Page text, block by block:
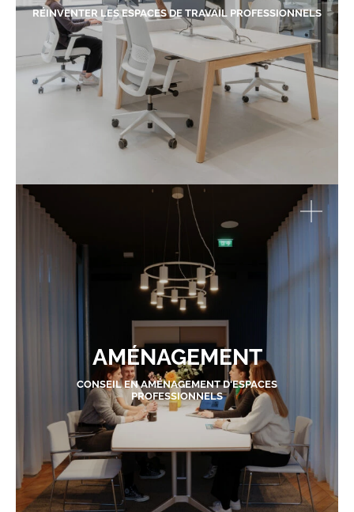
RÉINVENTER LES ESPACES DE TRAVAIL PROFESSIONNELS
AMÉNAGEMENT
CONSEIL EN AMÉNAGEMENT D'ESPACES
PROFESSIONNELS